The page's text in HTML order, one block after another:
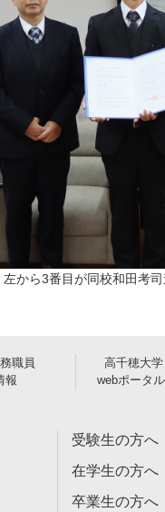
から3番目が同校和田考
職員
報
高千穂大
webポータ
受験生の方へ
在学生の方へ
卒業生の方へ